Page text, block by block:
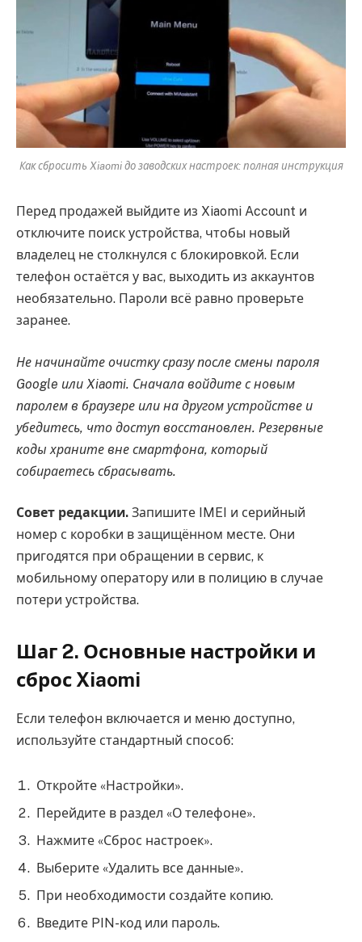
Как сбросить Xiaomi до заводских настроек: полная инструкция
Перед продажей выйдите из Xiaomi Account и
отключите поиск устройства, чтобы новый
владелец не столкнулся с блокировкой. Если
телефон остаётся у вас, выходить из аккаунтов
необязательно. Пароли всё равно проверьте
заранее.
Не начинайте очистку сразу после смены пароля
Google или Xiaomi. Сначала войдите с новым
паролем в браузере или на другом устройстве и
убедитесь, что доступ восстановлен. Резервные
коды храните вне смартфона, который
собираетесь сбрасывать.
Совет редакции. Запишите IMEI и серийный
номер с коробки в защищённом месте. Они
пригодятся при обращении в сервис, к
мобильному оператору или в полицию в случае
потери устройства.
Шаг 2. Основные настройки и
сброс Xiaomi
Если телефон включается и меню доступно,
используйте стандартный способ:
Откройте «Настройки».
Перейдите в раздел «О телефоне».
Нажмите «Сброс настроек».
Выберите «Удалить все данные».
При необходимости создайте копию.
Введите PIN-код или пароль.